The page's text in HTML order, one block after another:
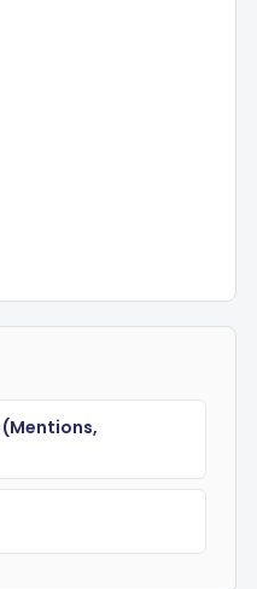
(mentions,